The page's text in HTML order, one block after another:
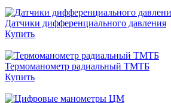
Датчики дифференциального давления
Купить
Термоманометр радиальный ТМТБ
Купить